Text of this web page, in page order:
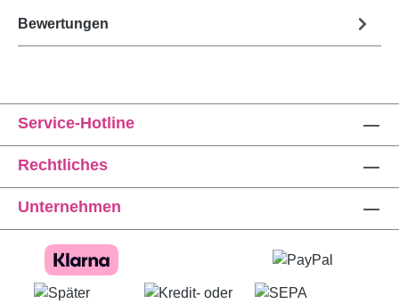
Bewertungen
Service-Hotline
Rechtliches
Unternehmen